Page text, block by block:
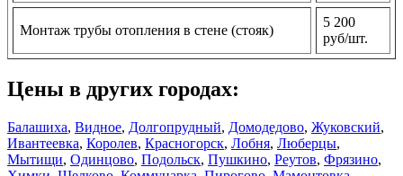
Монтаж трубы отопления в стене (стояк)
5 200
руб/шт.
Цены в других городах:
Балашиха, Видное, Долгопрудный, Домодедово, Жуковский,
Ивантеевка, Королев, Красногорск, Лобня, Люберцы,
Мытищи, Одинцово, Подольск, Пушкино, Реутов, Фрязино,